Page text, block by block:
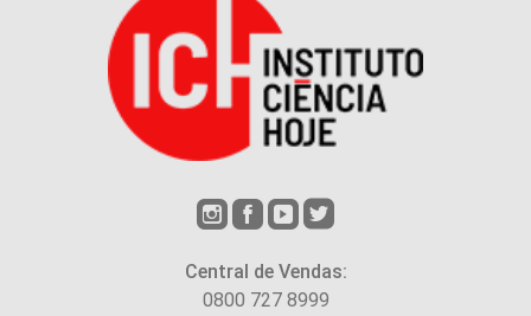
Central de Vendas:
0800 727 8999